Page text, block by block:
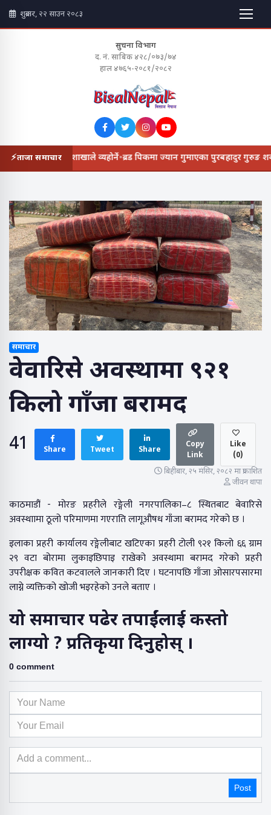
शुक्रबार, २२ साउन २०८३
सुचना विभाग
द. नं. साबिक ४२८/०७३/७४
हाल ४७६५-२०८१/२०८२
ताजा समाचार
काठमाडौँ शाखाले व्यहोर्ने•ब्रड पिकमा ज्यान गुमाएका पुरबहादुर गुरुङ शव
समाचार
वेवारिसे अवस्थामा ९२१
किलो गाँजा बरामद
41 Share Tweet Share
Copy
Link
Like
(0)
बिहीबार, २५ मंसिर, २०८२ मा प्रकाशित
जीवन थापा
काठमाडौं - मोरङ प्रहरीले रङ्गेली नगरपालिका–८ स्थितबाट बेवारिसे
अवस्थाामा ठूलो परिमाणमा गएराति लागूऔषध गाँजा बरामद गरेको छ ।
इलाका प्रहरी कार्यालय रङ्गेलीबाट खटिएका प्रहरी टोली ९२१ किलो ६६ ग्राम
२९ वटा बोरामा लुकाइछिपाइ राखेको अवस्थामा बरामद गरेको प्रहरी
उपरीक्षक कवित कटवालले जानकारी दिए । घटनापछि गाँजा ओसारपसारमा
लाग्ने व्यक्तिको खोजी भइरहेको उनले बताए ।
यो समाचार पढेर तपाईंलाई कस्तो
लाग्यो ? प्रतिकृया दिनुहोस् ।
0 comment
Post